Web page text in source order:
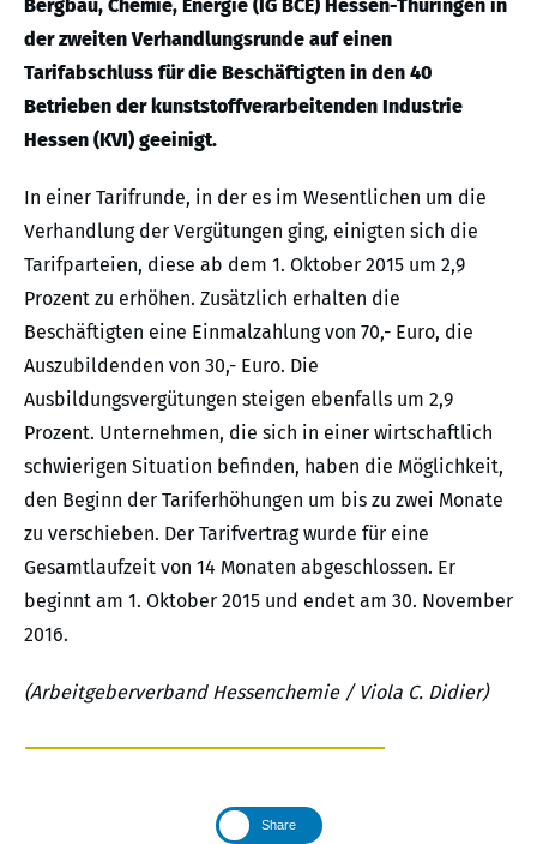
Bergbau, Chemie, Energie (IG BCE) Hessen-Thüringen in
der zweiten Verhandlungsrunde auf einen
Tarifabschluss für die Beschäftigten in den 40
Betrieben der kunststoffverarbeitenden Industrie
Hessen (KVI) geeinigt.
In einer Tarifrunde, in der es im Wesentlichen um die
Verhandlung der Vergütungen ging, einigten sich die
Tarifparteien, diese ab dem 1. Oktober 2015 um 2,9
Prozent zu erhöhen. Zusätzlich erhalten die
Beschäftigten eine Einmalzahlung von 70,- Euro, die
Auszubildenden von 30,- Euro. Die
Ausbildungsvergütungen steigen ebenfalls um 2,9
Prozent. Unternehmen, die sich in einer wirtschaftlich
schwierigen Situation befinden, haben die Möglichkeit,
den Beginn der Tariferhöhungen um bis zu zwei Monate
zu verschieben. Der Tarifvertrag wurde für eine
Gesamtlaufzeit von 14 Monaten abgeschlossen. Er
beginnt am 1. Oktober 2015 und endet am 30. November
2016.
(Arbeitgeberverband Hessenchemie / Viola C. Didier)
Share